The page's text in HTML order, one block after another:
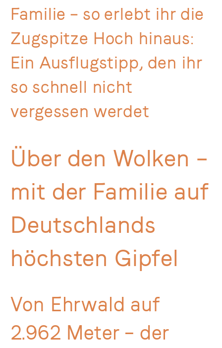
Familie – so erlebt ihr die
Zugspitze Hoch hinaus:
Ein Ausflugstipp, den ihr
so schnell nicht
vergessen werdet
Über den Wolken –
mit der Familie auf
Deutschlands
höchsten Gipfel
Von Ehrwald auf
2.962 Meter – der